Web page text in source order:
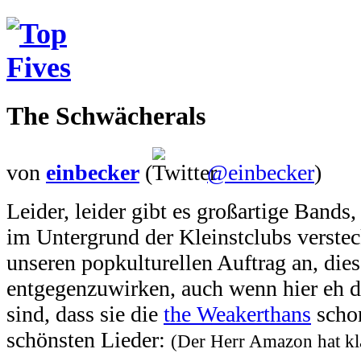
The Schwächerals
von einbecker ( @einbecker)
Leider, leider gibt es großartige
im Untergrund der Kleinstclubs
unseren popkulturellen Auftrag an,
entgegenzuwirken, auch wenn hier eh
sind, dass sie die the Weakerthans
schönsten Lieder: (Der Herr Amazon hat